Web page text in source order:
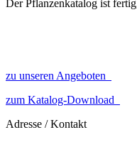
Der Pflanzenkatalog ist
zu unseren Angeboten
zum Katalog-Download
Adresse / Kontakt